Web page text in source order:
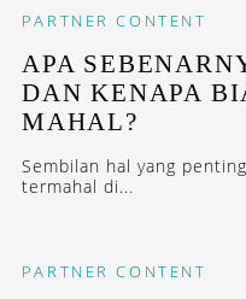
PARTNER CONTENT
APA
DAN KENAPA
MAHAL?
Sembilan hal yang
termahal di...
PARTNER CONTENT